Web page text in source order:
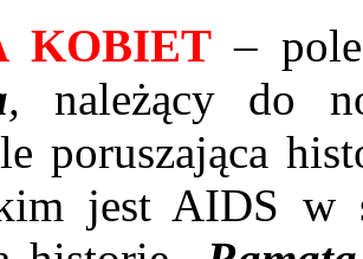
KOBIET–
, należący do
poruszająca
jest AIDS w